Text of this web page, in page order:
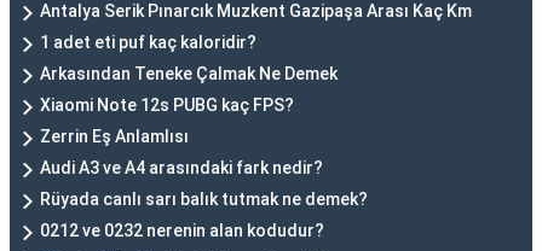
Antalya Serik Pınarcık Muzkent Gazipaşa Arası Kaç Km
1 adet eti puf kaç kaloridir?
Arkasından Teneke Çalmak Ne Demek
Xiaomi Note 12s PUBG kaç FPS?
Zerrin Eş Anlamlısı
Audi A3 ve A4 arasındaki fark nedir?
Rüyada canlı sarı balık tutmak ne demek?
0212 ve 0232 nerenin alan kodudur?